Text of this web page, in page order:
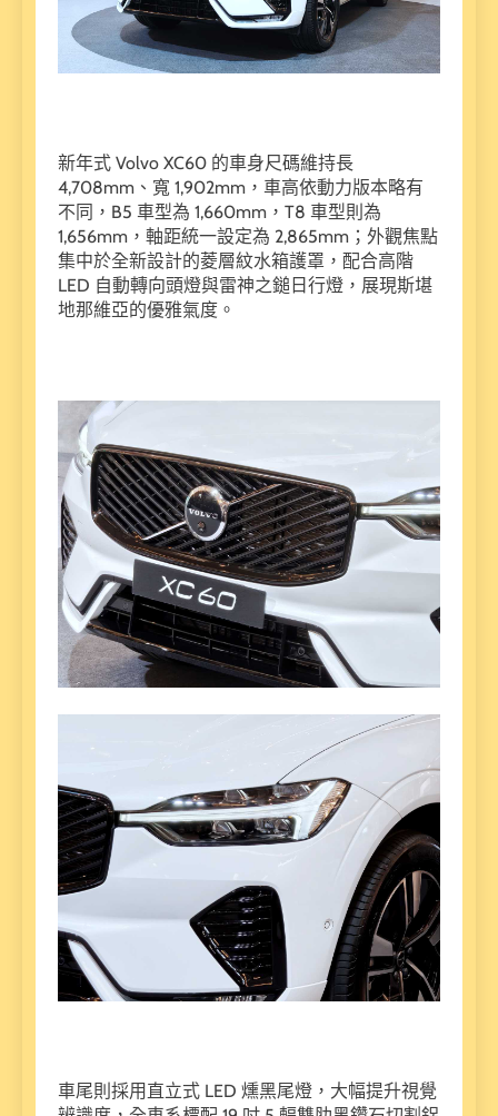
新年式 Volvo XC60 的車身尺碼維持長
4,708mm、寬 1,902mm，車高依動力版本略有
不同，B5 車型為 1,660mm，T8 車型則為
1,656mm，軸距統一設定為 2,865mm；外觀焦點
集中於全新設計的菱層紋水箱護罩，配合高階
LED 自動轉向頭燈與雷神之鎚日行燈，展現斯堪
地那維亞的優雅氣度。
車尾則採用直立式 LED 燻黑尾燈，大幅提升視覺